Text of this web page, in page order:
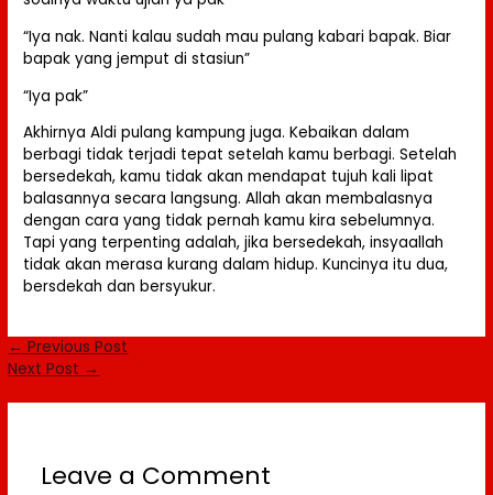
“Iya nak. Nanti kalau sudah mau pulang kabari bapak. Biar
bapak yang jemput di stasiun”
“Iya pak”
Akhirnya Aldi pulang kampung juga. Kebaikan dalam
berbagi tidak terjadi tepat setelah kamu berbagi. Setelah
bersedekah, kamu tidak akan mendapat tujuh kali lipat
balasannya secara langsung. Allah akan membalasnya
dengan cara yang tidak pernah kamu kira sebelumnya.
Tapi yang terpenting adalah, jika bersedekah, insyaallah
tidak akan merasa kurang dalam hidup. Kuncinya itu dua,
bersdekah dan bersyukur.
← Previous Post
Next Post →
Leave a Comment